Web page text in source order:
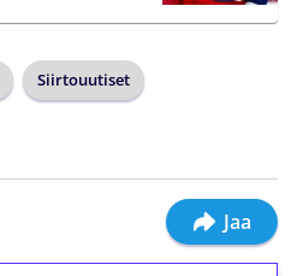
Siirtouutiset
Jaa